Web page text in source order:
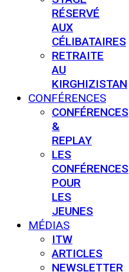
RÉSERVÉ
AUX
CÉLIBATAIRES
RETRAITE
AU
KIRGHIZISTAN
CONFÉRENCES
CONFÉRENCES
&
REPLAY
LES
CONFÉRENCES
POUR
LES
JEUNES
MÉDIAS
ITW
ARTICLES
NEWSLETTER